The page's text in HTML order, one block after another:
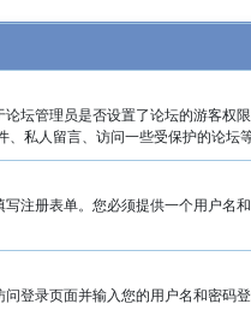
坛管理员是否设置了论坛的游客权
私人留言、访问一些受保护的论坛
注册表单。您必须提供一个用户
登录页面并输入您的用户名和密码登